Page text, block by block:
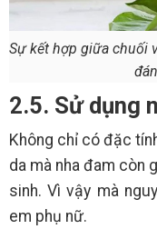
Sự kết hợp giữa chuối
2.5. Sử dụng
Không chỉ có đặc
da mà nha đam còn
sinh. Vì vậy mà
em phụ nữ.